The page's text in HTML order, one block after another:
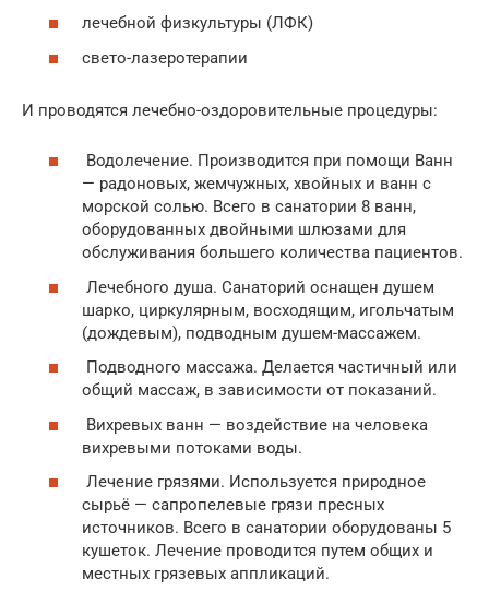
лечебной физкультуры (ЛФК)
свето-лазеротерапии
И проводятся лечебно-оздоровительные процедуры:
Водолечение. Производится при помощи Ванн
— радоновых, жемчужных, хвойных и ванн с
морской солью. Всего в санатории 8 ванн,
оборудованных двойными шлюзами для
обслуживания большего количества пациентов.
Лечебного душа. Санаторий оснащен душем
шарко, циркулярным, восходящим, игольчатым
(дождевым), подводным душем-массажем.
Подводного массажа. Делается частичный или
общий массаж, в зависимости от показаний.
Вихревых ванн — воздействие на человека
вихревыми потоками воды.
Лечение грязями. Используется природное
сырьё — сапропелевые грязи пресных
источников. Всего в санатории оборудованы 5
кушеток. Лечение проводится путем общих и
местных грязевых аппликаций.